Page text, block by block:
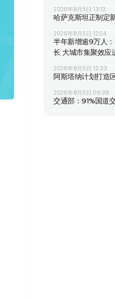
2026年8月5日 13:12
哈萨克斯坦正制定
2026年8月5日 12:54
半年新增逾9万人
长 大城市集聚效应
2026年8月5日 12:33
阿斯塔纳计划打造
2026年8月5日 09:39
交通部：91%国道